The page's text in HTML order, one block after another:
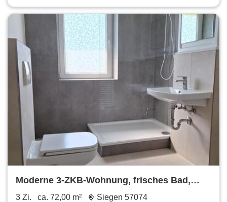
Moderne 3-ZKB-Wohnung, frisches Bad,
ruhige, zentrale Lage Siegen
3 Zi. ca. 72,00 m² Siegen 57074